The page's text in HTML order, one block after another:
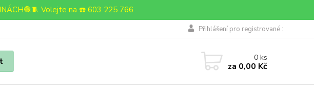
Volejte na ☎️ 603 225 766
Přihlášení pro registrované :
0ks
za 0,00 Kč